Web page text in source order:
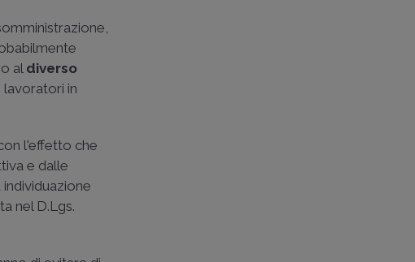
aldiverso
in
l'effetto che
e dalle
nel D.Lgs.